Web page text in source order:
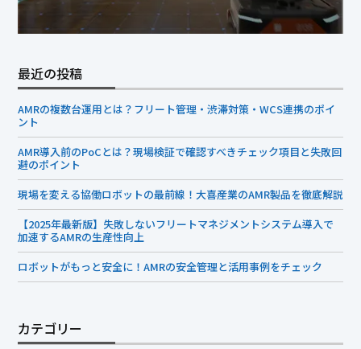
最近の投稿
AMRの複数台運用とは？フリート管理・渋滞対策・WCS連携のポイ
ント
AMR導入前のPoCとは？現場検証で確認すべきチェック項目と失敗回
避のポイント
現場を変える協働ロボットの最前線！大喜産業のAMR製品を徹底解説
【2025年最新版】失敗しないフリートマネジメントシステム導入で
加速するAMRの生産性向上
ロボットがもっと安全に！AMRの安全管理と活用事例をチェック
カテゴリー